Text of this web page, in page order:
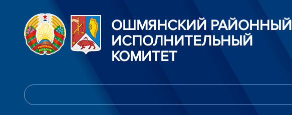
ОШМЯНСКИЙ РАЙОННЫЙ
ИСПОЛНИТЕЛЬНЫЙ
КОМИТЕТ